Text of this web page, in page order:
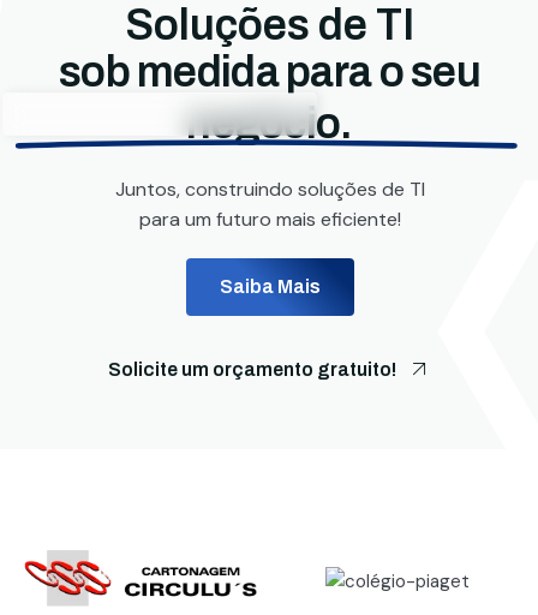
Soluções de TI
sob medida para o seu
negócio.
Juntos, construindo soluções de TI
para um futuro mais eficiente!
Saiba Mais
Solicite um orçamento gratuito!